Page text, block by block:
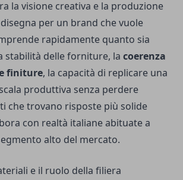
la visione creativa e la produzione
per un brand che vuole
rapidamente quanto sia
stabilità delle forniture, la coerenza
finiture, la capacità di replicare una
produttiva senza perdere
che trovano risposte più solide
con realtà italiane abituate a
alto del mercato.
e il ruolo della filiera